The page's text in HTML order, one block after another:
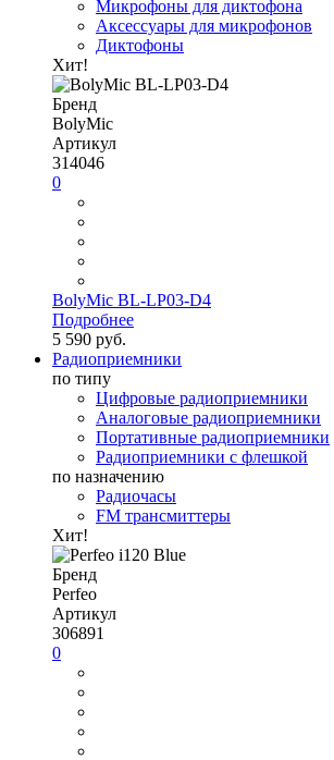
Микрофоны для диктофона
Аксессуары для микрофонов
Диктофоны
Хит!
Бренд
BolyMic
Артикул
314046
0
BolyMic BL-LP03-D4
Подробнее
5 590 руб.
Радиоприемники
по типу
Цифровые радиоприемники
Аналоговые радиоприемники
Портативные радиоприемники
Радиоприемники с флешкой
по назначению
Радиочасы
FM трансмиттеры
Хит!
Бренд
Perfeo
Артикул
306891
0